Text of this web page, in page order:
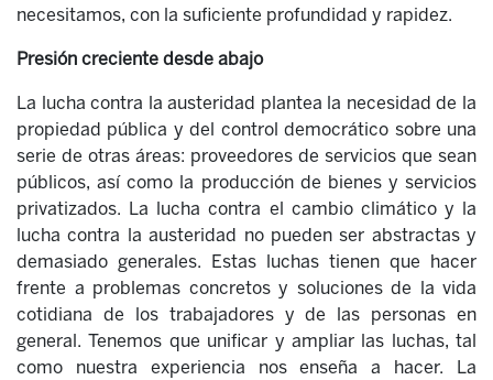
necesitamos, con la suficiente profundidad y rapidez.
Presión creciente desde abajo
La lucha contra la austeridad plantea la necesidad de la
propiedad pública y del control democrático sobre una
serie de otras áreas: proveedores de servicios que sean
públicos, así como la producción de bienes y servicios
privatizados. La lucha contra el cambio climático y la
lucha contra la austeridad no pueden ser abstractas y
demasiado generales. Estas luchas tienen que hacer
frente a problemas concretos y soluciones de la vida
cotidiana de los trabajadores y de las personas en
general. Tenemos que unificar y ampliar las luchas, tal
como nuestra experiencia nos enseña a hacer. La